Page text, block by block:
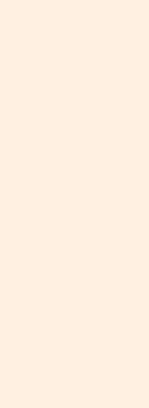
sekitar 2–3
pertama.
terjadi lebih